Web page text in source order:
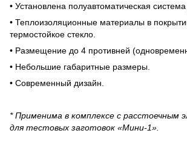
• Установлена полуавтоматическая
• Теплоизоляционные материалы в
термостойкое стекло.
• Размещение до 4 противней
• Небольшие габаритные размеры.
• Современный дизайн.
* Применима в комплексе с расстоечным
для тестовых заготовок «Мини-1».